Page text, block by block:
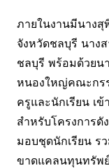
ภายในงานมีนาง
จังหวัดชลบุรี นาง
ชลบุรี พร้อมด้วยน
หนองใหญ่คณะกร
ครูและนักเรียน เ
สำหรับโครงการดั
มอบชุดนักเรียน ร
ขาดแคลนทุนทรัพ